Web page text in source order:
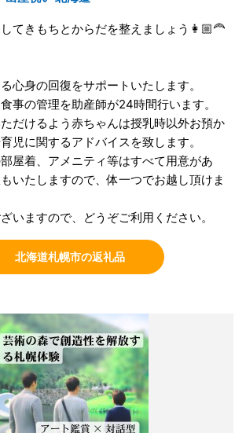
てきもちとからだを整えましょう👩🏼‍🦰
心身の回復をサポートいたします。
事の管理を助産師が24時間行います。
だけるよう赤ちゃんは授乳時以外お預か
児に関するアドバイスを致します。
屋着、アメニティ等はすべて用意があ
いたしますので、体一つでお越し頂けま
いますので、どうぞご利用ください。
北海道札幌市の返礼品